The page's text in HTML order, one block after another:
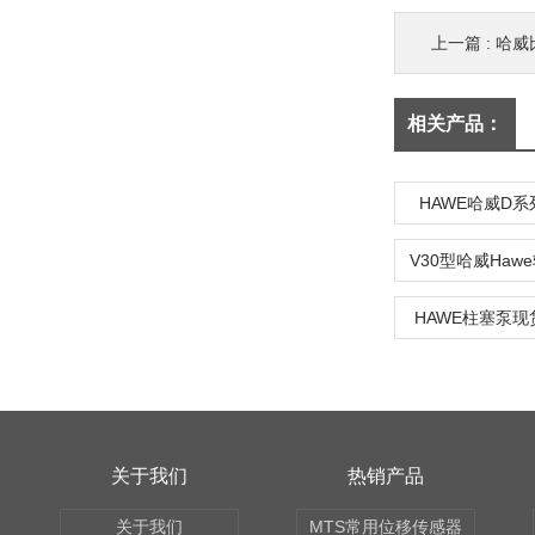
上一篇 : 哈威
相关产品：
HAWE哈威D
HAWE柱塞泵
关于我们
关于我们
热销产品
MTS常用位移传感器